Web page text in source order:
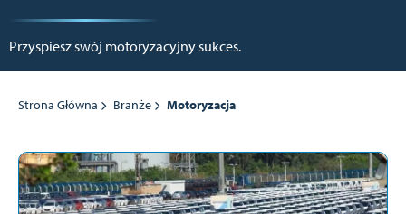
Przyspiesz swój motoryzacyjny sukces.
Strona Główna Branże Motoryzacja